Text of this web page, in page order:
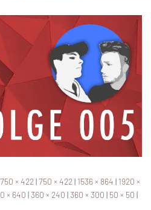
750 × 422|750 × 422| 1536 × 864 | 1920 ×
× 640 |360 × 240 |360 × 300 | 50 × 50 |